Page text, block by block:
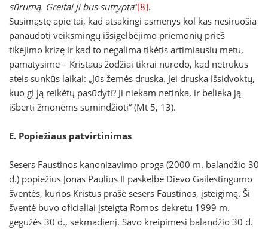
sūrumą. Greitai ji bus sutrypta“[8].
Susimąstę apie tai, kad atsakingi asmenys kol kas nesiruošia
panaudoti veiksmingų išsigelbėjimo priemonių prieš
tikėjimo krizę ir kad to negalima tikėtis artimiausiu metu,
pamatysime – Kristaus žodžiai tikrai nurodo, kad netrukus
ateis sunkūs laikai: „Jūs žemės druska. Jei druska išsidvoktų,
kuo gi ją reikėtų pasūdyti? Ji niekam netinka, ir belieka ją
išberti žmonėms sumindžioti“ (Mt 5, 13).
E. Popiežiaus patvirtinimas
Sesers Faustinos kanonizavimo proga (2000 m. balandžio 30
d.) popiežius Jonas Paulius II paskelbė Dievo Gailestingumo
šventės, kurios Kristus prašė sesers Faustinos, įsteigimą. Ši
šventė buvo oficialiai įsteigta Romos dekretu 1999 m.
gegužės 30 d., sekmadienį. Savo kreipimesi balandžio 30 d.